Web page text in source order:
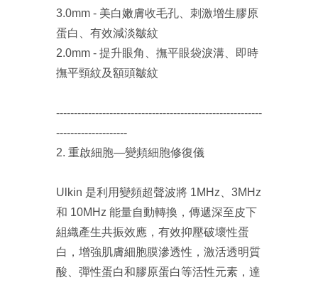
3.0mm - 美白嫩膚收毛孔、刺激增生膠原
蛋白、有效減淡皺紋
2.0mm - 提升眼角、撫平眼袋淚溝、即時
撫平頸紋及額頭皺紋
----------------------------------------------------------
--------------------
2. 重啟細胞—變頻細胞修復儀
Ulkin 是利用變頻超聲波將 1MHz、3MHz
和 10MHz 能量自動轉換，傳遞深至皮下
組織產生共振效應，有效抑壓破壞性蛋
白，增強肌膚細胞膜滲透性，激活透明質
酸、彈性蛋白和膠原蛋白等活性元素，達